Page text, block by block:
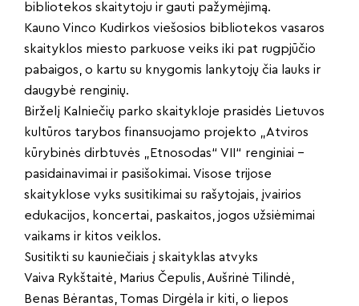
bibliotekos skaitytoju ir gauti pažymėjimą.
Kauno Vinco Kudirkos viešosios bibliotekos vasaros
skaityklos miesto parkuose veiks iki pat rugpjūčio
pabaigos, o kartu su knygomis lankytojų čia lauks ir
daugybė renginių.
Birželį Kalniečių parko skaitykloje prasidės Lietuvos
kultūros tarybos finansuojamo projekto „Atviros
kūrybinės dirbtuvės „Etnosodas“ VII“ renginiai –
pasidainavimai ir pasišokimai. Visose trijose
skaityklose vyks susitikimai su rašytojais, įvairios
edukacijos, koncertai, paskaitos, jogos užsiėmimai
vaikams ir kitos veiklos.
Susitikti su kauniečiais į skaityklas atvyks
Vaiva Rykštaitė, Marius Čepulis, Aušrinė Tilindė,
Benas Bėrantas, Tomas Dirgėla ir kiti, o liepos